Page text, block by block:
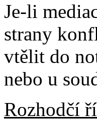
Je-li
strany
vtělit do
nebo u
Rozhodčí